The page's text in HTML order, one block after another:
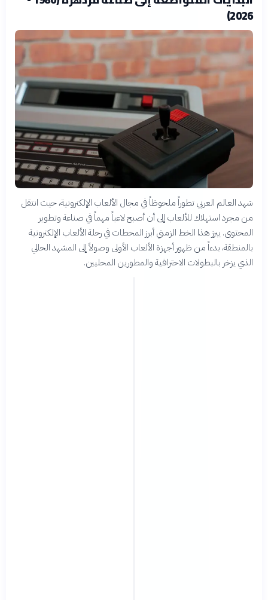
2026)
شهد العالم العربي تطوراً ملحوظاً في مجال الألعاب الإلكترونية، حيث انتقل
من مجرد استهلاك للألعاب إلى أن أصبح لاعباً مهماً في صناعة وتطوير
المحتوى. يبرز هذا الخط الزمني أبرز المحطات في رحلة الألعاب الإلكترونية
بالمنطقة، بدءاً من ظهور أجهزة الألعاب الأولى وصولاً إلى المشهد الحالي
الذي يزخر بالبطولات الاحترافية والمطورين المحليين.